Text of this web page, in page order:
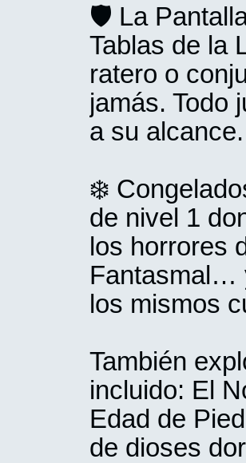
🛡️ La
Tablas de la
ratero o
jamás. Todo
a su alcance.
❄️
de nivel 1
los horrores
Fantasmal…
los mismos
También
incluido: El
Edad de
de dioses